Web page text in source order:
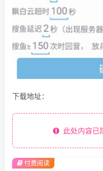
下载地址：
此处内容已
付费阅读